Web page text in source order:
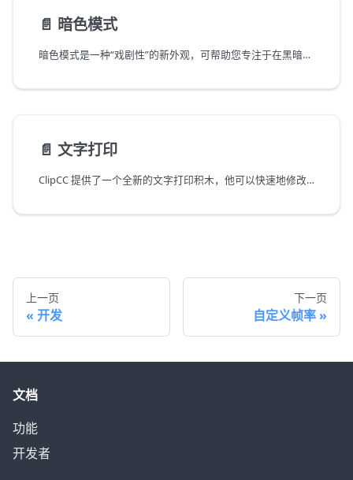
📄️ 暗色模式
暗色模式是一种“戏剧性”的新外观，可帮助您专注于在黑暗中进行创作，营造无干扰的，纯净的氛围。
📄️ 文字打印
ClipCC 提供了一个全新的文字打印积木，他可以快速地修改打印颜色/大小/字体并在极短的时间内打印完毕。
上一页
开发
下一页
自定义帧率
文档
功能
开发者